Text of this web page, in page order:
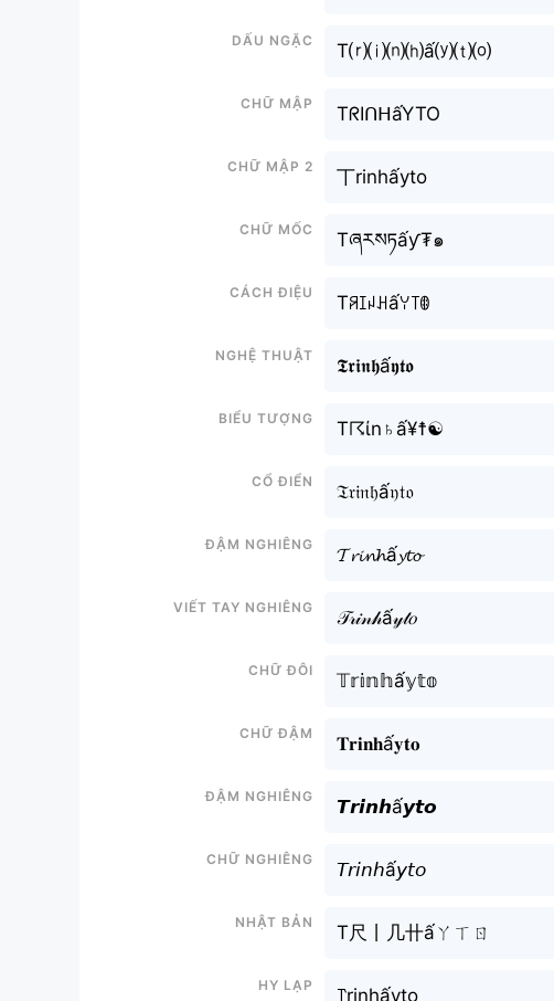
Dấu ngặc
T⒭⒤⒩⒣ấ⒴⒯⒪
Chữ mập
TᖇIᑎᕼấYTO
Chữ mập 2
丅rinhấyto
Chữ mốc
Tཞརསཏấƴ₮๑
Cách điệu
Tꋪꀤꈤꃅấꌩ꓄ꂦ
Nghệ thuật
𝕿𝖗𝖎𝖓𝖍ấ𝖞𝖙𝖔
Biểu tượng
T☈ίn♄ấ¥☨☯
Cổ điển
𝔗𝔯𝔦𝔫𝔥ấ𝔶𝔱𝔬
Đậm nghiêng
𝓣𝓻𝓲𝓷𝓱ấ𝔂𝓽𝓸
Viết tay nghiêng
𝒯𝓇𝒾𝓃𝒽ấ𝓎𝓉𝑜
Chữ đôi
𝕋𝕣𝕚𝕟𝕙ấ𝕪𝕥𝕠
Chữ đậm
𝐓𝐫𝐢𝐧𝐡ấ𝐲𝐭𝐨
Đậm nghiêng
𝙏𝙧𝙞𝙣𝙝ấ𝙮𝙩𝙤
Chữ nghiêng
𝘛𝘳𝘪𝘯𝘩ấ𝘺𝘵𝘰
Nhật bản
T尺丨几卄ấㄚㄒㄖ
Hy lạp
꓅rinhấyto